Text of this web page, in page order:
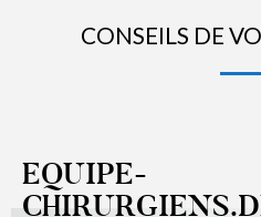
CONSEILS DE
EQUIPE-